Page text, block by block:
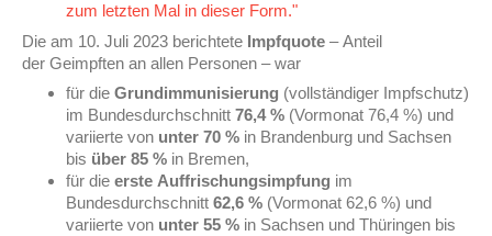
zum letzten Mal in dieser Form."
Die am 10. Juli 2023 berichtete Impfquote –Anteil
der Geimpften an allen Personen – war
für die Grundimmunisierung (vollständiger Impfschutz)
im Bundesdurchschnitt 76,4 % (Vormonat 76,4 %) und
variierte von unter 70 % in Brandenburg und Sachsen
bis über 85 % in Bremen,
für die erste Auffrischungsimpfung im
Bundesdurchschnitt 62,6 % (Vormonat 62,6 %) und
variierte von unter 55 % in Sachsen und Thüringen bis